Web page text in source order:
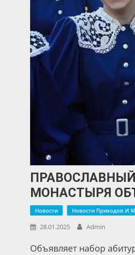
МОНАСТЫРЯ
Новости Новости Приходов И
28.01.2025 Admin
Объявляет набор